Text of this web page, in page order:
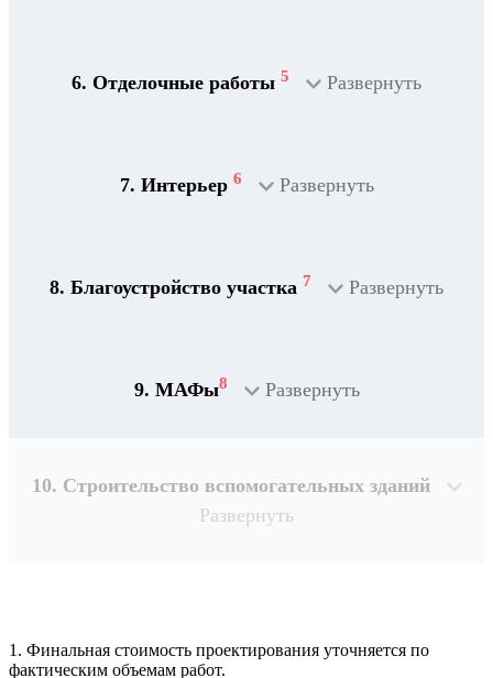
6. Отделочные работы 5 Развернуть
7. Интерьер 6 Развернуть
8. Благоустройство участка 7 Развернуть
9. МАФы8 Развернуть
10. Строительство вспомогательных зданий
Развернуть
Рассчитывается индивидуально
1. Финальная стоимость проектирования уточняется по
фактическим объемам работ.